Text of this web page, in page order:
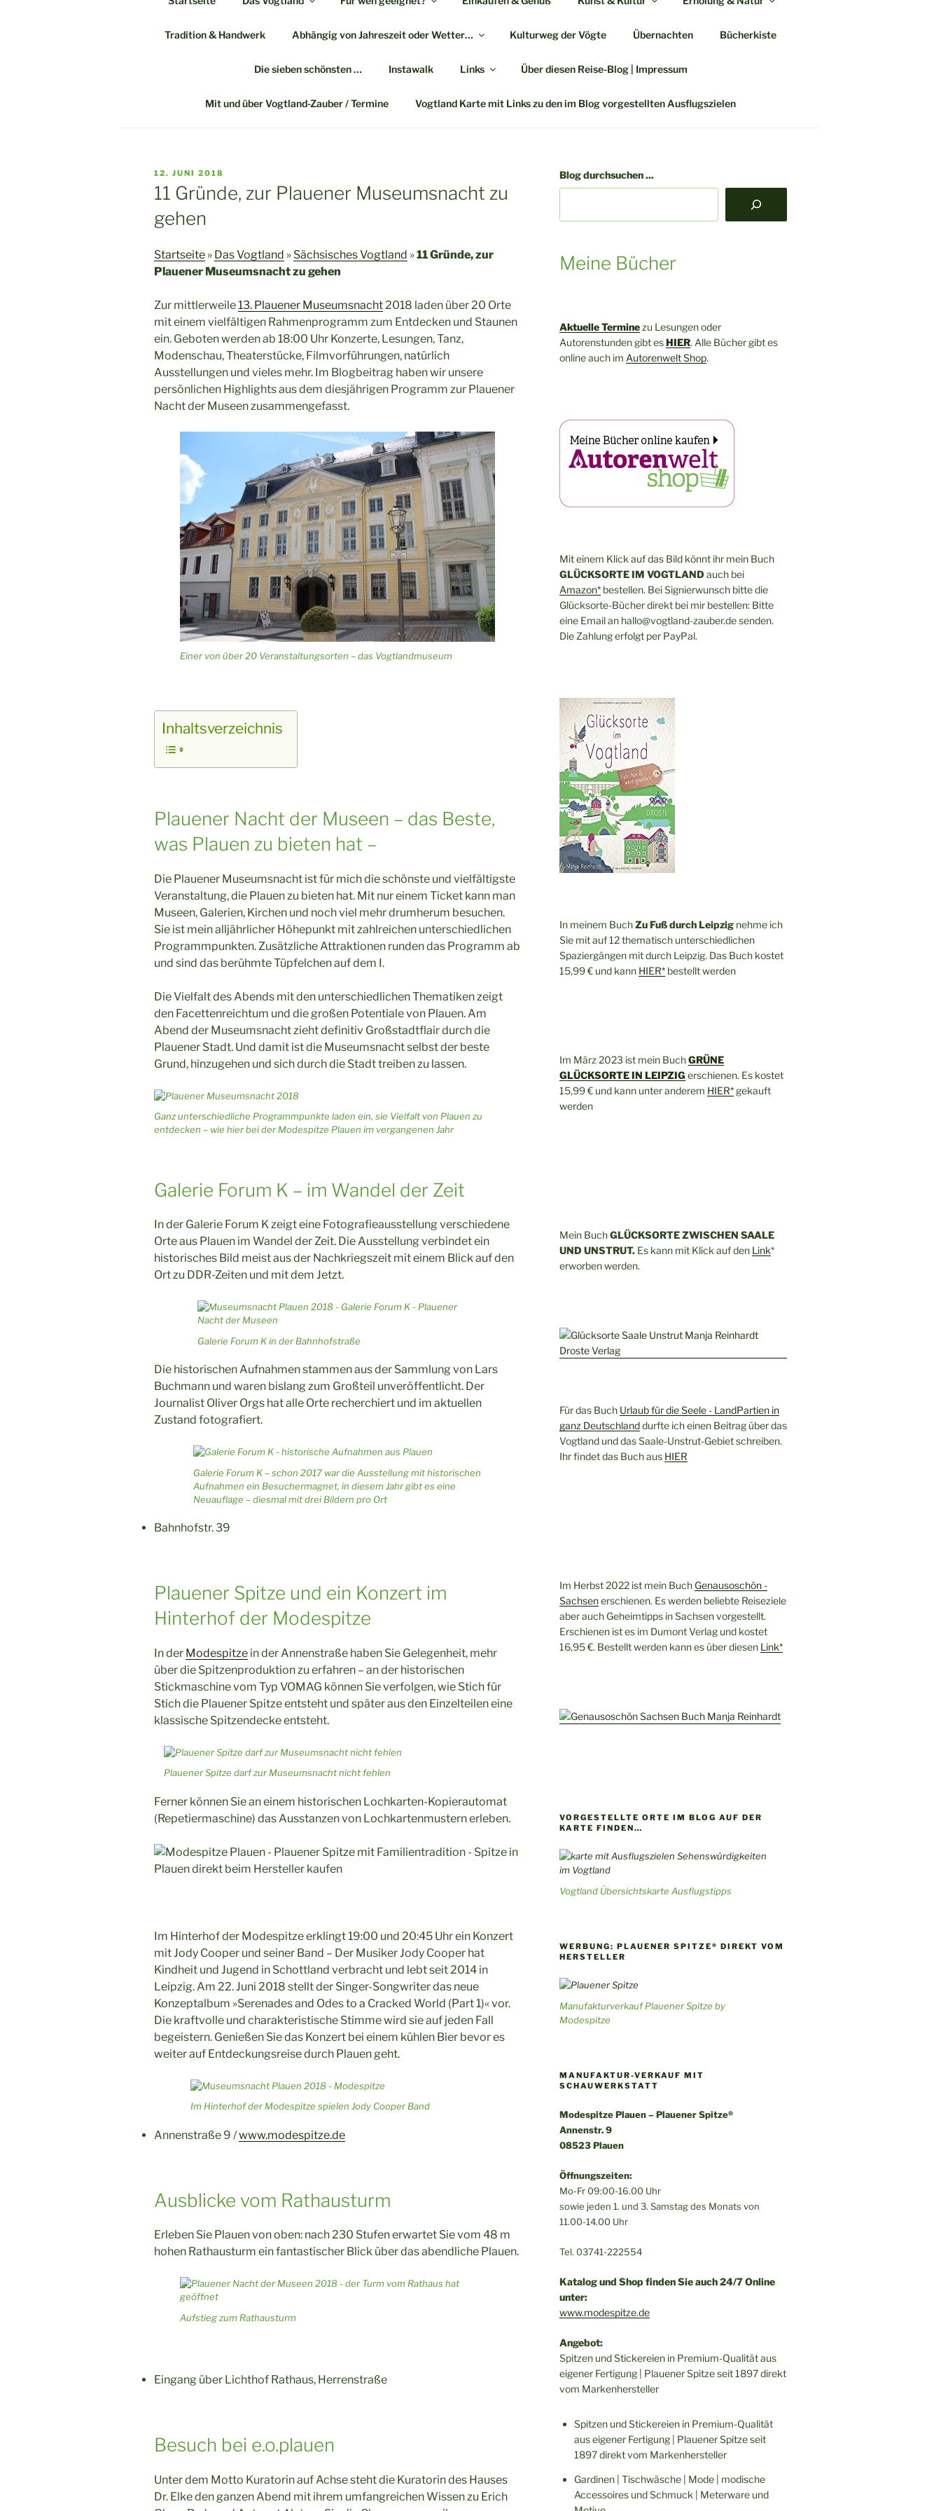
Entdeckungen im Vogtland | in Stadt & Land – Kultur & Genuss
Tradition & Handwerk Abhängig von Jahreszeit oder Wetter… Kulturweg der Vögte Übernachten Bücherkiste
Die sieben schönsten … Instawalk Links Über diesen Reise-Blog | Impressum
Mit und über Vogtland-Zauber / Termine Vogtland Karte mit Links zu den im Blog vorgestellten Ausflugszielen
VERÖFFENTLICHT
AM
12. JUNI 2018
11 Gründe, zur Plauener Museumsnacht zu
gehen
Startseite » Das Vogtland » Sächsisches Vogtland »11 Gründe, zur
Plauener Museumsnacht zu gehen
Zur mittlerweile13. Plauener Museumsnacht2018 laden über 20 Orte
mit einem vielfältigen Rahmenprogramm zum Entdecken und Staunen
ein. Geboten werden ab 18:00 Uhr Konzerte, Lesungen, Tanz,
Modenschau, Theaterstücke, Filmvorführungen, natürlich
Ausstellungen und vieles mehr. Im Blogbeitrag haben wir unsere
persönlichen Highlights aus dem diesjährigen Programm zur Plauener
Nacht der Museen zusammengefasst.
Einer von über 20 Veranstaltungsorten – das Vogtlandmuseum
Inhaltsverzeichnis
Plauener Nacht der Museen – das Beste,
was Plauen zu bieten hat –
Die Plauener Museumsnacht ist für mich die schönste und vielfältigste
Veranstaltung, die Plauen zu bieten hat. Mit nur einem Ticket kann man
Museen, Galerien, Kirchen und noch viel mehr drumherum besuchen.
Sie ist mein alljährlicher Höhepunkt mit zahlreichen unterschiedlichen
Programmpunkten. Zusätzliche Attraktionen runden das Programm ab
und sind das berühmte Tüpfelchen auf dem I.
Die Vielfalt des Abends mit den unterschiedlichen Thematiken zeigt
den Facettenreichtum und die großen Potentiale von Plauen. Am
Abend der Museumsnacht zieht definitiv Großstadtflair durch die
Plauener Stadt. Und damit ist die Museumsnacht selbst der beste
Grund, hinzugehen und sich durch die Stadt treiben zu lassen.
Ganz unterschiedliche Programmpunkte laden ein, sie Vielfalt von Plauen zu
entdecken – wie hier bei der Modespitze Plauen im vergangenen Jahr
Galerie Forum K – im Wandel der Zeit
In der Galerie Forum K zeigt eine Fotografieausstellung verschiedene
Orte aus Plauen im Wandel der Zeit. Die Ausstellung verbindet ein
historisches Bild meist aus der Nachkriegszeit mit einem Blick auf den
Ort zu DDR-Zeiten und mit dem Jetzt.
Galerie Forum K in der Bahnhofstraße
Die historischen Aufnahmen stammen aus der Sammlung von Lars
Buchmann und waren bislang zum Großteil unveröffentlicht. Der
Journalist Oliver Orgs hat alle Orte recherchiert und im aktuellen
Zustand fotografiert.
Galerie Forum K – schon 2017 war die Ausstellung mit historischen
Aufnahmen ein Besuchermagnet, in diesem Jahr gibt es eine
Neuauflage – diesmal mit drei Bildern pro Ort
Bahnhofstr. 39
Plauener Spitze und ein Konzert im
Hinterhof der Modespitze
In der Modespitze in der Annenstraße haben Sie Gelegenheit, mehr
über die Spitzenproduktion zu erfahren – an der historischen
Stickmaschine vom Typ VOMAG können Sie verfolgen, wie Stich für
Stich die Plauener Spitze entsteht und später aus den Einzelteilen eine
klassische Spitzendecke entsteht.
Plauener Spitze darf zur Museumsnacht nicht fehlen
Ferner können Sie an einem historischen Lochkarten-Kopierautomat
(Repetiermaschine) das Ausstanzen von Lochkartenmustern erleben.
Im Hinterhof der Modespitze erklingt 19:00 und 20:45 Uhr ein Konzert
mit Jody Cooper und seiner Band – Der Musiker Jody Cooper hat
Kindheit und Jugend in Schottland verbracht und lebt seit 2014 in
Leipzig. Am 22. Juni 2018 stellt der Singer-Songwriter das neue
Konzeptalbum »Serenades and Odes to a Cracked World (Part 1)« vor.
Die kraftvolle und charakteristische Stimme wird sie auf jeden Fall
begeistern. Genießen Sie das Konzert bei einem kühlen Bier bevor es
weiter auf Entdeckungsreise durch Plauen geht.
Im Hinterhof der Modespitze spielen Jody Cooper Band
Annenstraße 9 /www.modespitze.de
Ausblicke vom Rathausturm
Erleben Sie Plauen von oben: nach 230 Stufen erwartet Sie vom 48 m
hohen Rathausturm ein fantastischer Blick über das abendliche Plauen.
Aufstieg zum Rathausturm
Eingang über Lichthof Rathaus, Herrenstraße
Besuch bei e.o.plauen
Unter dem Motto Kuratorin auf Achse steht die Kuratorin des Hauses
Dr. Elke den ganzen Abend mit ihrem umfangreichen Wissen zu Erich
Blog durchsuchen ...
Meine Bücher
Aktuelle Terminezu Lesungen oder
Autorenstunden gibt esHIER. Alle Bücher gibt es
online auch im Autorenwelt Shop.
Mit einem Klick auf das Bild könnt ihr mein Buch
GLÜCKSORTE IM VOGTLANDauch bei
Amazon*bestellen. Bei Signierwunsch bitte die
Glücksorte-Bücher direkt bei mir bestellen: Bitte
eine Email an hallo@vogtland-zauber.de senden.
Die Zahlung erfolgt per PayPal.
In meinem BuchZu Fuß durch Leipzignehme ich
Sie mit auf 12 thematisch unterschiedlichen
Spaziergängen mit durch Leipzig. Das Buch kostet
15,99 € und kann HIER*bestellt werden
Im März 2023 ist mein BuchGRÜNE
GLÜCKSORTE IN LEIPZIG erschienen. Es kostet
15,99 € und kann unter anderem HIER*gekauft
werden
Mein BuchGLÜCKSORTE ZWISCHEN SAALE
UND UNSTRUT.Es kann mit Klick auf den Link*
erworben werden.
Für das Buch Urlaub für die Seele - LandPartien in
ganz Deutschlanddurfte ich einen Beitrag über das
Vogtland und das Saale-Unstrut-Gebiet schreiben.
Ihr findet das Buch aus HIER
Im Herbst 2022 ist mein Buch Genausoschön -
Sachsenerschienen. Es werden beliebte Reiseziele
aber auch Geheimtipps in Sachsen vorgestellt.
Erschienen ist es im Dumont Verlag und kostet
16,95 €. Bestellt werden kann es über diesen Link*
VORGESTELLTE ORTE IM BLOG AUF DER
KARTE FINDEN…
Vogtland Übersichtskarte Ausflugstipps
WERBUNG: PLAUENER SPITZE® DIREKT VOM
HERSTELLER
Manufakturverkauf Plauener Spitze by
Modespitze
MANUFAKTUR-VERKAUF MIT
SCHAUWERKSTATT
Modespitze Plauen – Plauener Spitze®
Annenstr. 9
08523 Plauen
Öffnungszeiten:
Mo-Fr 09:00-16.00 Uhr
sowie jeden 1. und 3. Samstag des Monats von
11.00-14.00 Uhr
Tel. 03741-222554
Katalog und Shop finden Sie auch 24/7 Online
unter:
www.modespitze.de
Angebot:
Spitzen und Stickereien in Premium-Qualität aus
eigener Fertigung | Plauener Spitze seit 1897 direkt
vom Markenhersteller
Spitzen und Stickereien in Premium-Qualität
aus eigener Fertigung | Plauener Spitze seit
1897 direkt vom Markenhersteller
Gardinen | Tischwäsche | Mode | modische
Accessoires und Schmuck | Meterware und